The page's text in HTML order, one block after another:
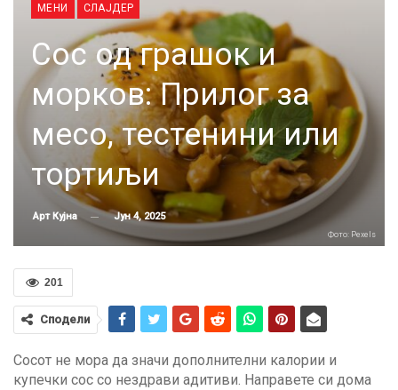
МЕНИ СЛАЈДЕР
Сос од грашок и
морков: Прилог за
месо, тестенини или
тортиљи
Арт Кујна Јун 4, 2025
Фото: Pexels
201
Сподели
Сосот не мора да значи дополнителни калории и
купечки сос со нездрави адитиви. Направете си дома